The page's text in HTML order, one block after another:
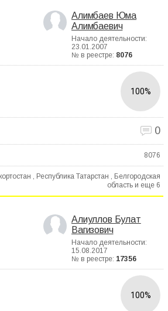
Алимбаев Юма
Алимбаевич
Начало деятельности:
23.01.2007
№ в реестре: 8076
100%
0
8076
, Республика Татарстан , Белгородская
область и еще 6
Алиуллов Булат
Вагизович
Начало деятельности:
15.08.2017
№ в реестре: 17356
100%